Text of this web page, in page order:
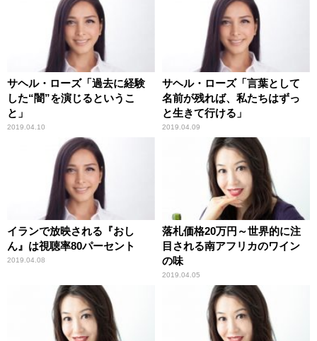
サヘル・ローズ「過去に経験
した“闇”を演じるというこ
と」
2019.04.10
サヘル・ローズ「言葉として
名前が残れば、私たちはずっ
と生きて行ける」
2019.04.09
イランで放映される『おし
ん』は視聴率80パーセント
2019.04.08
落札価格20万円～世界的に注
目される南アフリカのワイン
の味
2019.04.05